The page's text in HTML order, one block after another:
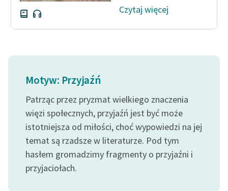
Czytaj więcej
Motyw: Przyjaźń
Patrząc przez pryzmat wielkiego znaczenia
więzi społecznych, przyjaźń jest być może
istotniejsza od miłości, choć wypowiedzi na jej
temat są rzadsze w literaturze. Pod tym
hasłem gromadzimy fragmenty o przyjaźni i
przyjaciołach.